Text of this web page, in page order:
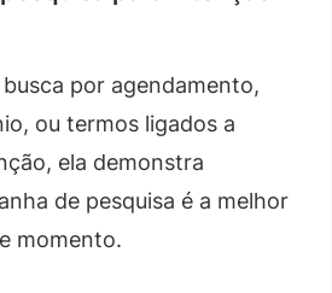
por agendamento,
ou termos ligados a
ela demonstra
de pesquisa é a melhor
momento.